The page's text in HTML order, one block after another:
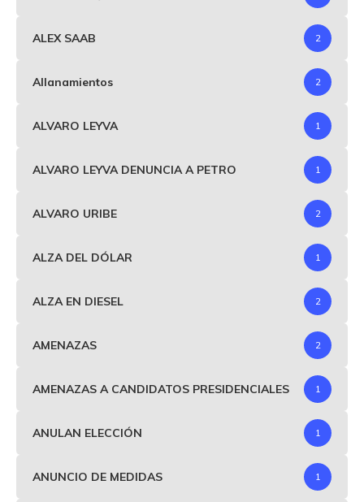
ALEX SAAB 2
Allanamientos 2
ALVARO LEYVA 1
ALVARO LEYVA DENUNCIA A PETRO 1
ALVARO URIBE 2
ALZA DEL DÓLAR 1
ALZA EN DIESEL 2
AMENAZAS 2
AMENAZAS A CANDIDATOS PRESIDENCIALES 1
ANULAN ELECCIÓN 1
ANUNCIO DE MEDIDAS 1